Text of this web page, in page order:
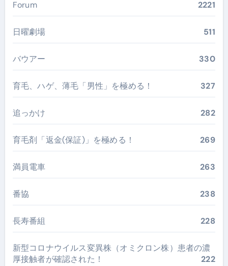
Forum 2221
日曜劇場 511
バウアー 330
育毛、ハゲ、薄毛「男性」を極める！ 327
追っかけ 282
育毛剤「返金(保証)」を極める！ 269
満員電車 263
番協 238
長寿番組 228
新型コロナウイルス変異株（オミクロン株）患者の濃
厚接触者が確認された！
222